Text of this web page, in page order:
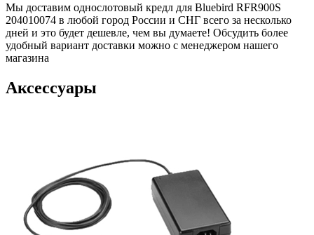
Мы доставим однослотовый кредл для Bluebird RFR900S
204010074 в любой город России и СНГ всего за несколько
дней и это будет дешевле, чем вы думаете! Обсудить более
удобный вариант доставки можно с менеджером нашего
магазина
Аксессуары